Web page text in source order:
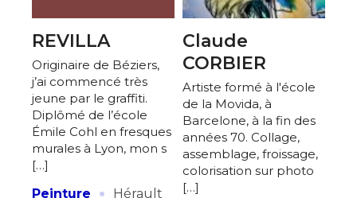
REVILLA
Originaire de Béziers,
j’ai commencé très
jeune par le graffiti.
Diplômé de l’école
Émile Cohl en fresques
murales à Lyon, mon s
[…]
Peinture
Hérault
Claude
CORBIER
Artiste formé à l'école
de la Movida, à
Barcelone, à la fin des
années 70. Collage,
assemblage, froissage,
colorisation sur photo
[…]